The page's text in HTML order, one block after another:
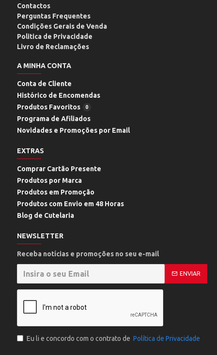
Contactos
Perguntas Frequentes
Condições Gerais de Venda
Politica de Privacidade
Livro de Reclamações
A MINHA CONTA
Conta de Cliente
Histórico de Encomendas
Produtos Favoritos
0
Programa de Afiliados
Novidades e Promoções por Email
EXTRAS
Comprar Cartão Presente
Produtos por Marca
Produtos em Promoção
Produtos com Envio em 48 Horas
Blog de Cutelaria
NEWSLETTER
Receba notícias e promoções no seu e-mail
ENVIAR
Eu li e concordo com o contrato de Política de Privacidade